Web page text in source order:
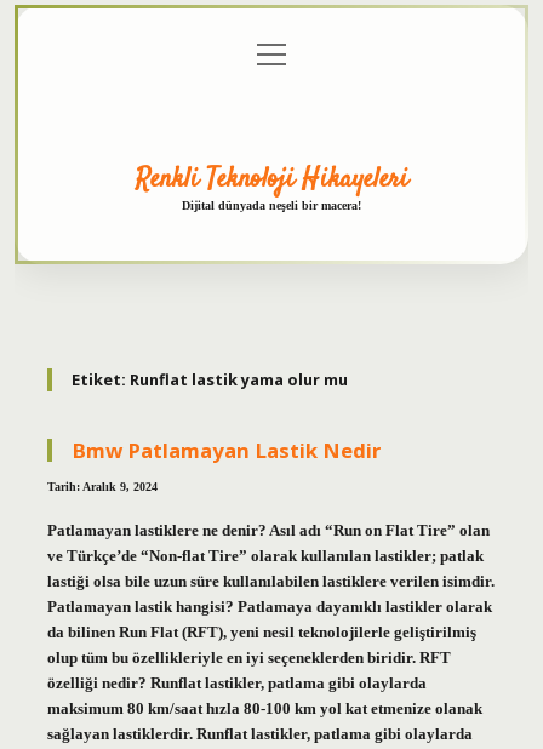
menüyü
aç
Renkli Teknoloji Hikayeleri
Dijital dünyada neşeli bir macera!
Etiket: Runflat lastik yama olur mu
Bmw Patlamayan Lastik Nedir
Tarih: Aralık 9, 2024
Patlamayan lastiklere ne denir? Asıl adı “Run on Flat Tire” olan
ve Türkçe’de “Non-flat Tire” olarak kullanılan lastikler; patlak
lastiği olsa bile uzun süre kullanılabilen lastiklere verilen isimdir.
Patlamayan lastik hangisi? Patlamaya dayanıklı lastikler olarak
da bilinen Run Flat (RFT), yeni nesil teknolojilerle geliştirilmiş
olup tüm bu özellikleriyle en iyi seçeneklerden biridir. RFT
özelliği nedir? Runflat lastikler, patlama gibi olaylarda
maksimum 80 km/saat hızla 80-100 km yol kat etmenize olanak
sağlayan lastiklerdir. Runflat lastikler, patlama gibi olaylarda